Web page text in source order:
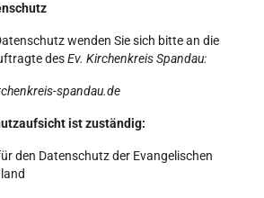
wenden Sie sich bitte an die
desEv. Kirchenkreis Spandau:
spandau.de
ist zuständig:
den Datenschutz der Evangelischen